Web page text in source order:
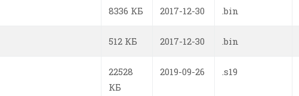
8336 КБ 2017-12-30 .bin
512 КБ 2017-12-30 .bin
22528
КБ
2019-09-26 .s19